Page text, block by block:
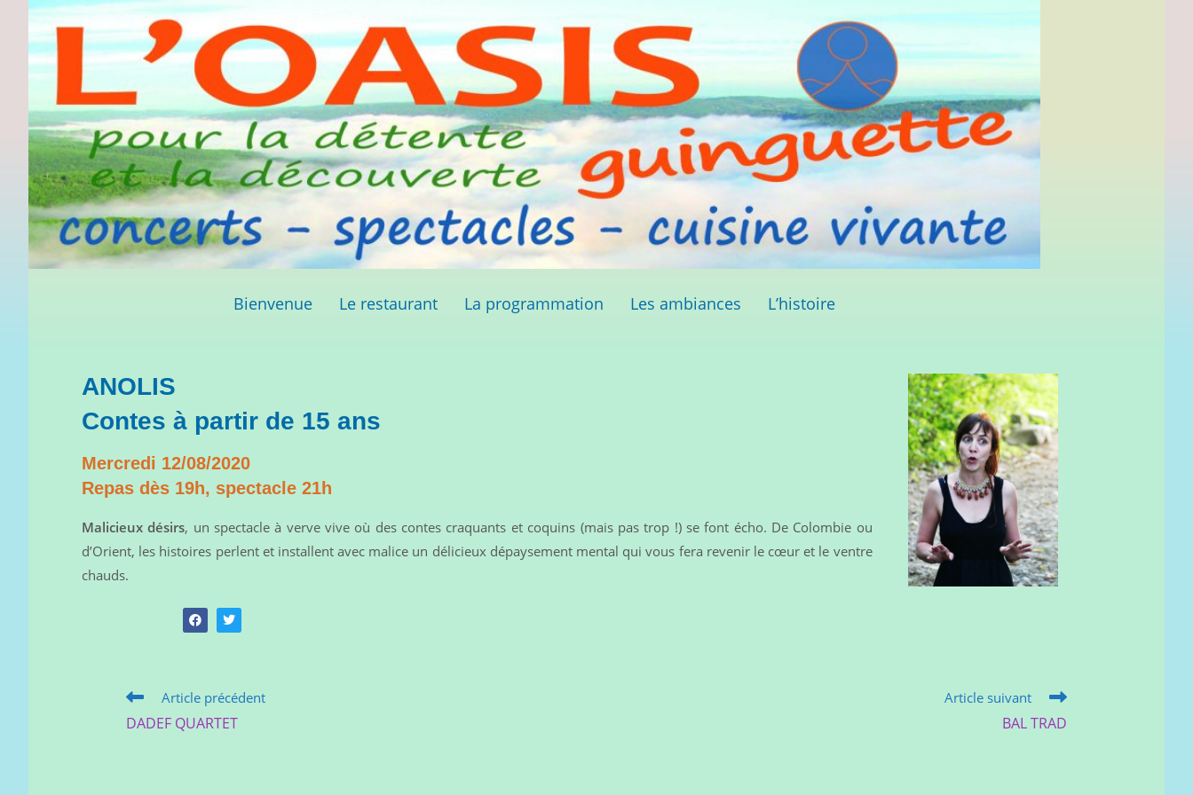
Bienvenue Le restaurant La programmation Les ambiances L’histoire
ANOLIS
Contes à partir de 15 ans
Mercredi 12/08/2020
Repas dès 19h, spectacle 21h
Malicieux désirs, un spectacle à verve vive où des contes craquants et coquins (mais pas trop !) se font écho. De Colombie ou
d’Orient, les histoires perlent et installent avec malice un délicieux dépaysement mental qui vous fera revenir le cœur et le ventre
chauds.
Article précédent
DADEF QUARTET
Article suivant
BAL TRAD